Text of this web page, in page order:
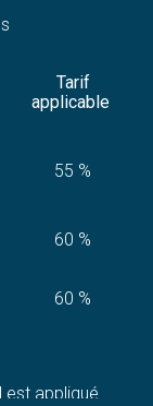
Tarif
applicable
55 %
60 %
60 %
est appliqué